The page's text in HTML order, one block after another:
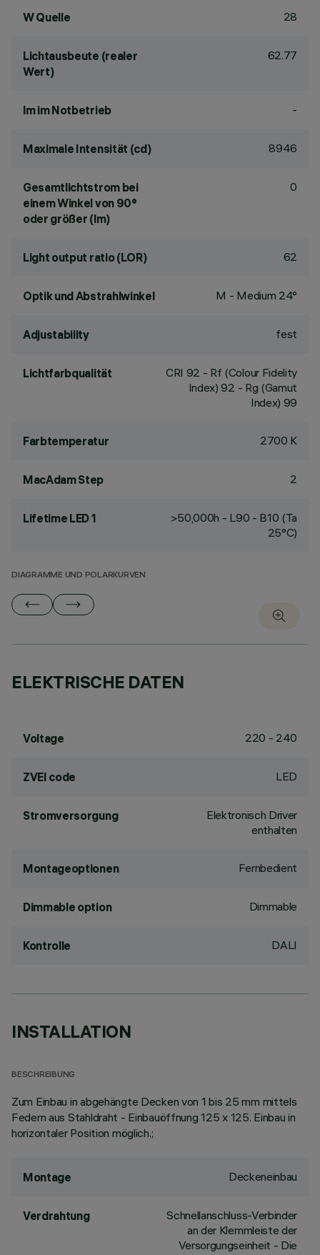
W Quelle 28
Lichtausbeute (realer
Wert)
62.77
lm im Notbetrieb -
Maximale Intensität (cd) 8946
Gesamtlichtstrom bei
einem Winkel von 90°
oder größer (lm)
0
Light output ratio (LOR) 62
Optik und Abstrahlwinkel M - Medium 24°
Adjustability fest
Lichtfarbqualität CRI 92 - Rf (Colour Fidelity
Index) 92 - Rg (Gamut
Index) 99
Farbtemperatur 2700 K
MacAdam Step 2
Lifetime LED 1
>50,000h - L90 - B10 (Ta
25°C)
DIAGRAMME UND POLARKURVEN
ELEKTRISCHE DATEN
Voltage 220 - 240
ZVEI code LED
Stromversorgung
Elektronisch Driver
enthalten
Montageoptionen Fernbedient
Dimmable option Dimmable
Kontrolle DALI
INSTALLATION
BESCHREIBUNG
Zum Einbau in abgehängte Decken von 1 bis 25 mm mittels
Federn aus Stahldraht - Einbauöffnung 125 x 125. Einbau in
horizontaler Position möglich.;
Montage Deckeneinbau
Verdrahtung
Schnellanschluss-Verbinder
an der Klemmleiste der
Versorgungseinheit - Die